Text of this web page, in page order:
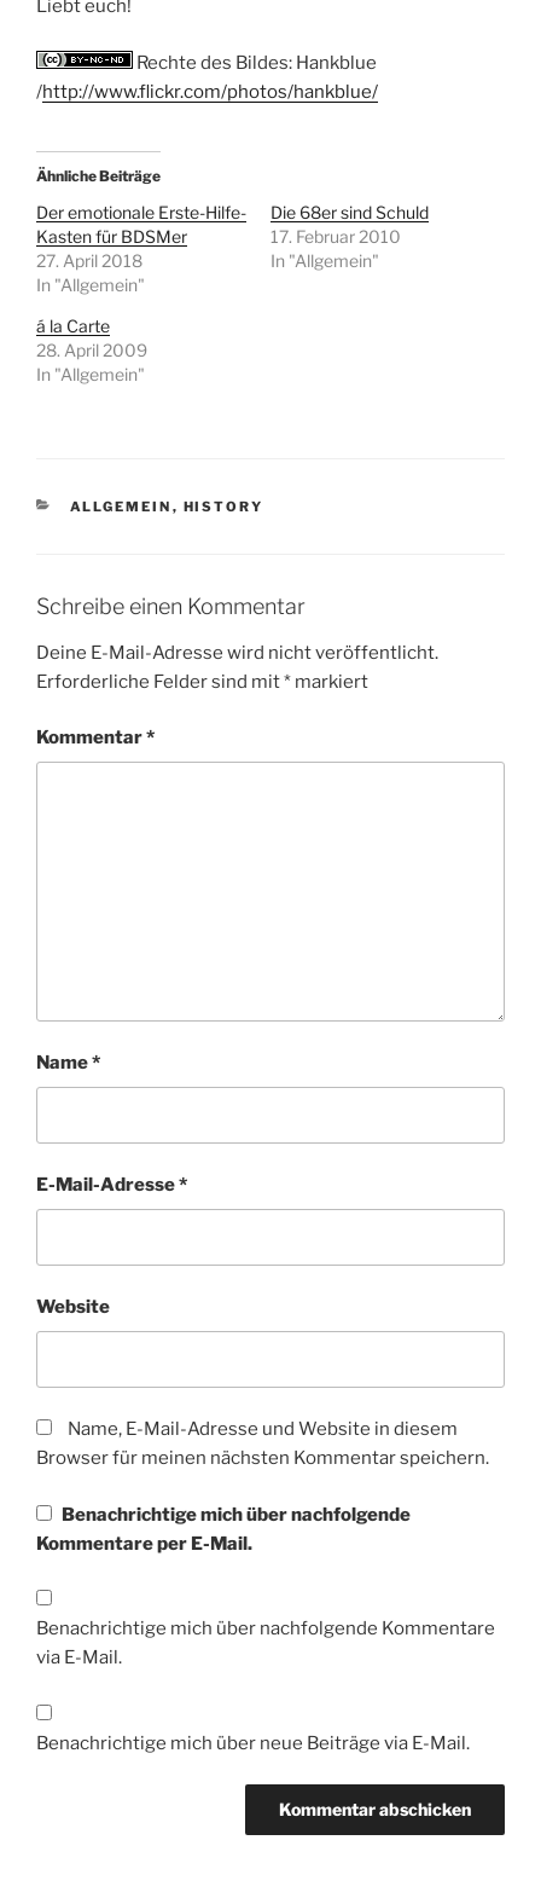
Liebt euch!
Rechte des Bildes: Hankblue
/http://www.flickr.com/photos/hankblue/
Ähnliche Beiträge
Der emotionale Erste-Hilfe-
Kasten für BDSMer
27. April 2018
In "Allgemein"
Die 68er sind Schuld
17. Februar 2010
In "Allgemein"
á la Carte
28. April 2009
In "Allgemein"
KATEGORIEN
ALLGEMEIN , HISTORY
Schreibe einen Kommentar
Deine E-Mail-Adresse wird nicht veröffentlicht.
Erforderliche Felder sind mit* markiert
Kommentar*
Name*
E-Mail-Adresse*
Website
Name, E-Mail-Adresse und Website in diesem
Browser für meinen nächsten Kommentar speichern.
Benachrichtige mich über nachfolgende
Kommentare per E-Mail.
Benachrichtige mich über nachfolgende Kommentare
via E-Mail.
Benachrichtige mich über neue Beiträge via E-Mail.